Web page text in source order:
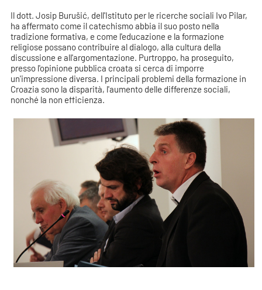
Il dott. Josip Burušić, dell'Istituto per le ricerche sociali Ivo Pilar,
ha affermato come il catechismo abbia il suo posto nella
tradizione formativa, e come l'educazione e la formazione
religiose possano contribuire al dialogo, alla cultura della
discussione e all'argomentazione. Purtroppo, ha proseguito,
presso l'opinione pubblica croata si cerca di imporre
un'impressione diversa. I principali problemi della formazione in
Croazia sono la disparità, l'aumento delle differenze sociali,
nonché la non efficienza.